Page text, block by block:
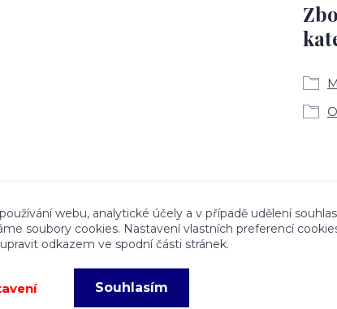
na stránkách Talocan.cz a
je zakázáno.
webu, analytické účely a v případě udělení
soubory cookies. Nastavení vlastních preferencí
odkazem ve spodní části stránek.
Souhlasím